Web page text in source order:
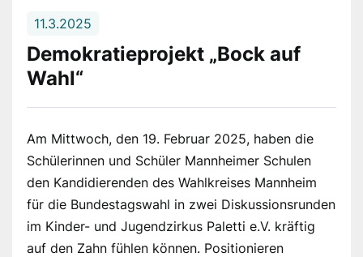
11.3.2025
Demokratieprojekt „Bock auf
Wahl“
Am Mittwoch, den 19. Februar 2025, haben die
Schülerinnen und Schüler Mannheimer Schulen
den Kandidierenden des Wahlkreises Mannheim
für die Bundestagswahl in zwei Diskussionsrunden
im Kinder- und Jugendzirkus Paletti e.V. kräftig
auf den Zahn fühlen können. Positionieren